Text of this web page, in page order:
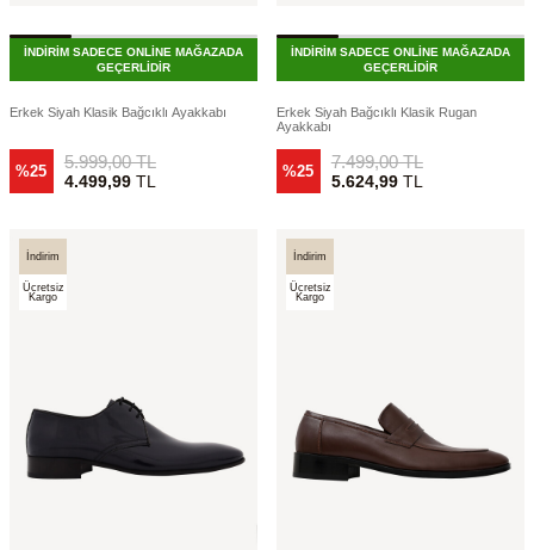
İNDİRİM SADECE ONLİNE MAĞAZADA
GEÇERLİDİR
Erkek Siyah Klasik Bağcıklı Ayakkabı
%25 5.999,00TL
4.499,99TL
İNDİRİM SADECE ONLİNE MAĞAZADA
GEÇERLİDİR
Erkek Siyah Bağcıklı Klasik Rugan
Ayakkabı
%25 7.499,00TL
5.624,99TL
İndirim
Ücretsiz
Kargo
İndirim
Ücretsiz
Kargo